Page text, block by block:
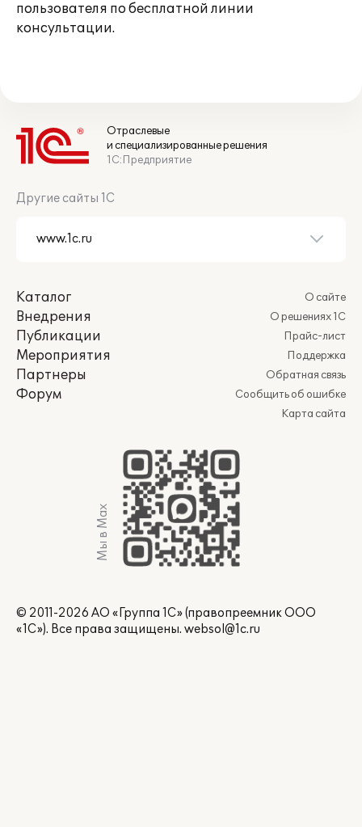
пользователя по бесплатной линии
консультации.
Отраслевые
и специализированные решения
1С:Предприятие
Другие сайты 1С
Каталог
Внедрения
Публикации
Мероприятия
Партнеры
Форум
О сайте
О решениях 1С
Прайс-лист
Поддержка
Обратная связь
Сообщить об ошибке
Карта сайта
Мы в Max
© 2011-2026 АО «Группа 1С» (правопреемник ООО
«1С»). Все права защищены. websol@1c.ru